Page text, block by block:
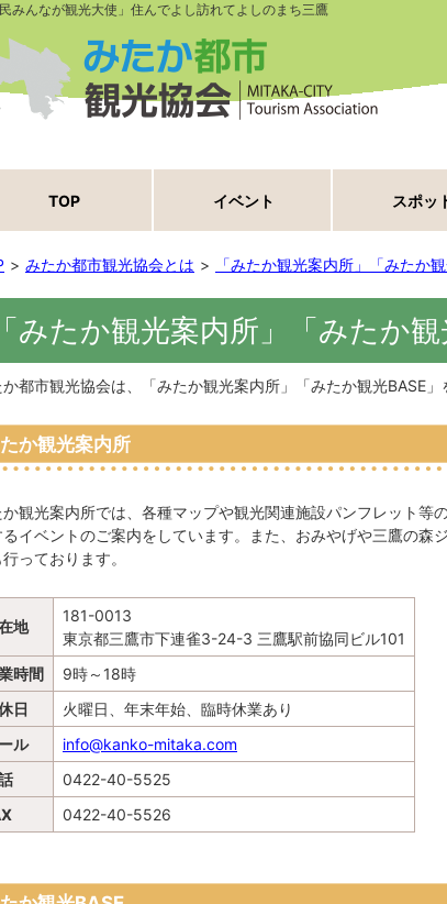
民みんなが観光大使」住んでよし訪れてよしのまち三鷹
TOP イベント スポッ
みたか都市観光協会とは 「みたか観光案内所」「みたか
「みたか観光案内所」「みたか
都市観光協会は、「みたか観光案内所」「みたか観光BASE」
か観光案内所
観光案内所では、各種マップや観光関連施設パンフレット等
イベントのご案内をしています。また、おみやげや三鷹の森
っております。
地
181-0013
東京都三鷹市下連雀3-24-3 三鷹駅前協同ビル101
時間
9時～18時
日
火曜日、年末年始、臨時休業あり
ル
info@kanko-mitaka.com
0422-40-5525
0422-40-5526